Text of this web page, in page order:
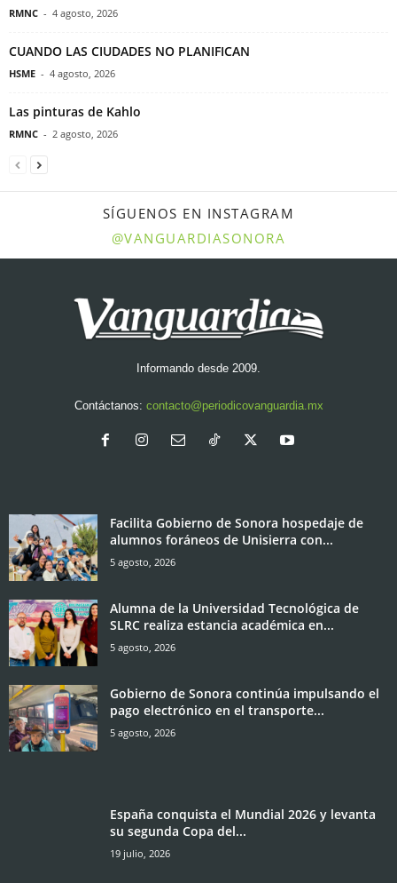
RMNC - 4 agosto, 2026
CUANDO LAS CIUDADES NO PLANIFICAN
HSME - 4 agosto, 2026
Las pinturas de Kahlo
RMNC - 2 agosto, 2026
SÍGUENOS EN INSTAGRAM
@VANGUARDIASONORA
Informando desde 2009.
Contáctanos: contacto@periodicovanguardia.mx
Facilita Gobierno de Sonora hospedaje de
alumnos foráneos de Unisierra con...
5 agosto, 2026
Alumna de la Universidad Tecnológica de
SLRC realiza estancia académica en...
5 agosto, 2026
Gobierno de Sonora continúa impulsando el
pago electrónico en el transporte...
5 agosto, 2026
España conquista el Mundial 2026 y levanta
su segunda Copa del...
19 julio, 2026